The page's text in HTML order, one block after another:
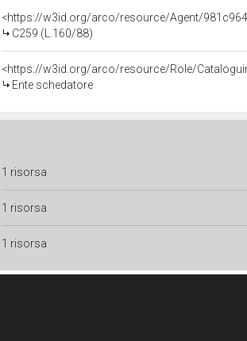
<https://w3id.org/arco/resource/Agent/
C259 (L.160/88)
<https://w3id.org/arco/resource/Role/
Ente schedatore
1 risorsa
1 risorsa
1 risorsa